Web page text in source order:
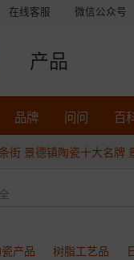
在线客服 微信公众号
产品
品牌 问问 百
街 景德镇陶瓷十大名牌
产品 树脂工艺品